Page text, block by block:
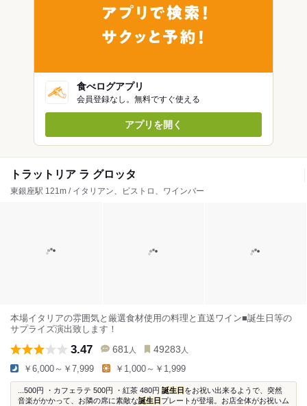
食べログアプリ
会員登録なし。無料ですぐ使える
アプリを開く
トラットリア ラ グロッタ
東銀座駅 121m / イタリアン、ビストロ、ワインバー
本場イタリアの雰囲気と厳選食材使用の料理と直送ワイン■誕生日等の
サプライズ演出致します！
3.47 681 人 49283 人
￥6,000～￥7,999 ￥1,000～￥1,999
...500円 ・カフェラテ 500円 ・紅茶 480円 誕生日 をお祝い出来るようで、突然
音楽がかかって、お隣の席に素敵な誕生日 プレートが登場。お店全体がお祝いム